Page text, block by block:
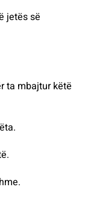
jetës së
ta mbajtur këtë